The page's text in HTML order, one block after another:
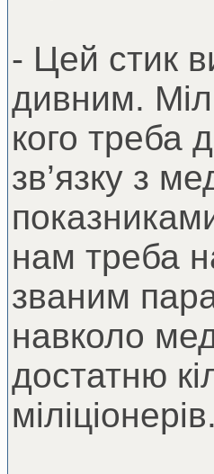
- Цей стик
дивним.
кого треба
зв’язку з
нам треба
званим
навколо
достатню